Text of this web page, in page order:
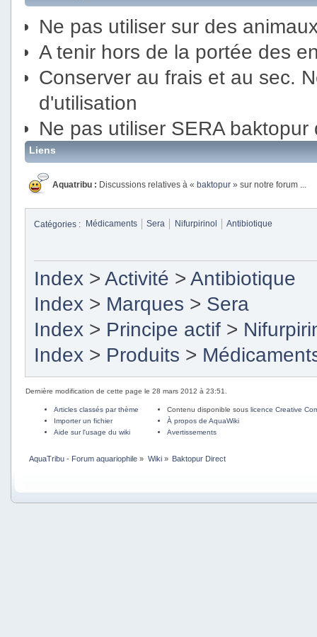
Ne pas utiliser sur des
A tenir hors de la portée des
Conserver au frais et au sec.
d'utilisation
Ne pas utiliser SERA
Liens
Aquatribu : Discussions relatives à « baktopur » sur notre forum ...
Catégories : Médicaments Sera Nifurpirinol Antibiotique
Index >Activité >Antibiotique
Index > Marques > Sera
Index > Principe actif >
Index > Produits >
Dernière modification de cette page le 28 mars 2012 à 23:51.
Articles classés par thème
Importer un fichier
Aide sur l'usage du wiki
Contenu disponible sous licence Creative
À propos de AquaWiki
Avertissements
AquaTribu - Forum aquariophile » Wiki» Baktopur Direct